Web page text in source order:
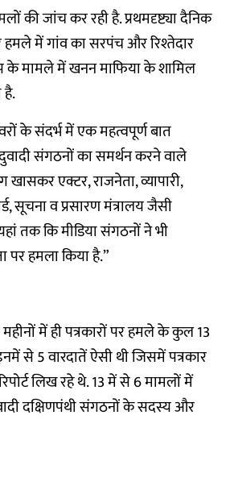
की जांच कर रही है. प्रथमदृष्ट्या दैनिक
हमले में गांव का सरपंच और रिश्तेदार
के मामले में खनन माफिया के शामिल
है.
के संदर्भ में एक महत्वपूर्ण बात
संगठनों का समर्थन करने वाले
खासकर एक्टर, राजनेता, व्यापारी,
सूचना व प्रसारण मंत्रालय जैसी
तक कि मीडिया संगठनों ने भी
पर हमला किया है.”
में ही पत्रकारों पर हमले के कुल 13
से 5 वारदातें ऐसी थी जिसमें पत्रकार
लिख रहे थे. 13 में से 6 मामलों में
दक्षिणपंथी संगठनों के सदस्य और